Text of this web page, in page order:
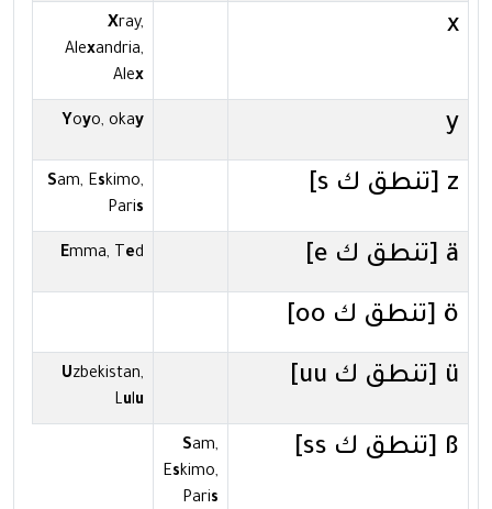
x
Xray,
Alexandria,
Alex
y
Yoyo, okay
z [تنطق ك s] Sam, Eskimo,
Paris
ä [تنطق ك e] Emma, T ed
ö [تنطق ك oo]
ü [تنطق ك uu] Uzbekistan,
Lulu
ß [تنطق ك ss] Sam,
Eskimo,
Paris